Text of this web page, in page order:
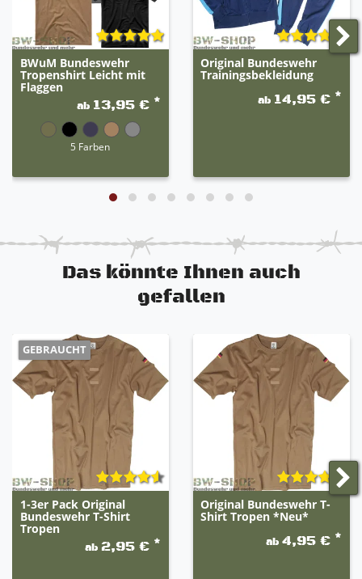
BWuM Bundeswehr
Tropenshirt Leicht mit
Flaggen
ab 13,95 € *
5 Farben
Original Bundeswehr
Trainingsbekleidung
ab 14,95 € *
Das könnte Ihnen auch
gefallen
GEBRAUCHT
1-3er Pack Original
Bundeswehr T-Shirt
Tropen
ab 2,95 € *
Original Bundeswehr T-
Shirt Tropen *Neu*
ab 4,95 € *